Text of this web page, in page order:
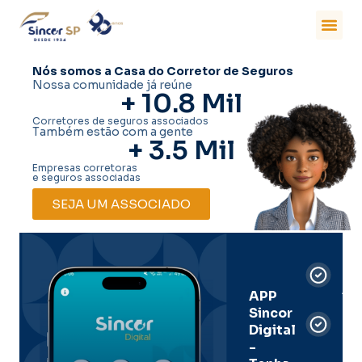
Nós somos a Casa do Corretor de Seguros
Nossa comunidade já reúne
+ 10.8 Mil
Corretores de seguros associados
Também estão com a gente
+ 3.5 Mil
Empresas corretoras
e seguros associadas
SEJA UM ASSOCIADO
APP
Sincor
Digital
-